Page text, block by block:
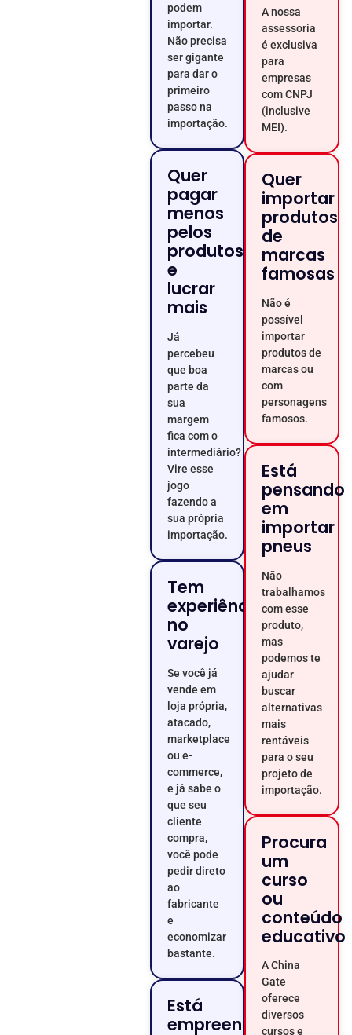
podem
importar.
Não precisa
ser gigante
para dar o
primeiro
passo na
importação.
Quer
pagar
menos
pelos
produtos
e
lucrar
mais
Já
percebeu
que boa
parte da
sua
margem
fica com o
intermediário?
Vire esse
jogo
fazendo a
sua própria
importação.
Tem
experiência
no
varejo
Se você já
vende em
loja própria,
atacado,
marketplace
ou e-
commerce,
e já sabe o
que seu
cliente
compra,
você pode
pedir direto
ao
fabricante
e
economizar
bastante.
Está
empreendendo
A nossa
assessoria
é exclusiva
para
empresas
com CNPJ
(inclusive
MEI).
Quer
importar
produtos
de
marcas
famosas
Não é
possível
importar
produtos de
marcas ou
com
personagens
famosos.
Está
pensando
em
importar
pneus
Não
trabalhamos
com esse
produto,
mas
podemos te
ajudar
buscar
alternativas
mais
rentáveis
para o seu
projeto de
importação.
Procura
um
curso
ou
conteúdo
educativo
A China
Gate
oferece
diversos
cursos e